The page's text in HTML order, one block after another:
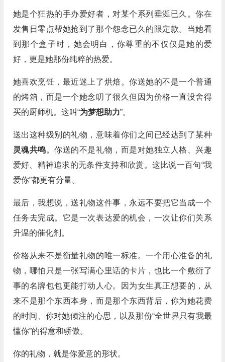
她是个狂热的手办爱好者，对某个系列垂涎已久。你在
发售日零点帮她抢到了那个怨念已久的限定款。当她看
到那个盒子时，她会明白，你尊重的不仅仅是她的爱
好，更是她那份纯粹的热爱。
她喜欢烹饪，最近迷上了烘焙。你送她的不是一个普通
的烤箱，而是一个她念叨了很久但因为价格一直没舍得
买的厨师机。这叫“为梦想助力”。
送出这种级别的礼物，意味着你们之间已经达到了某种
灵魂共鸣。你送的不是礼物，而是对她独立人格、兴趣
爱好、精神追求的无条件支持和欣赏。这比说一百句“我
爱你”都更有分量。
最后，我想说，送礼物这件事，永远不要把它当成一个
任务去完成。它是一次表达爱的机会，一次让你们关系
升温的催化剂。
价格从来不是衡量礼物的唯一标准。一个用心准备的礼
物，哪怕只是一张写满心里话的卡片，也比一个敷衍了
事的名牌包包更能打动人心。因为女生真正想要的，从
来不是那个东西本身，而是那个东西背后，你为她花费
的时间、你对她倾注的心思，以及那份“全世界只有我最
懂你”的得意和骄傲。
你的礼物，就是你爱意的形状。